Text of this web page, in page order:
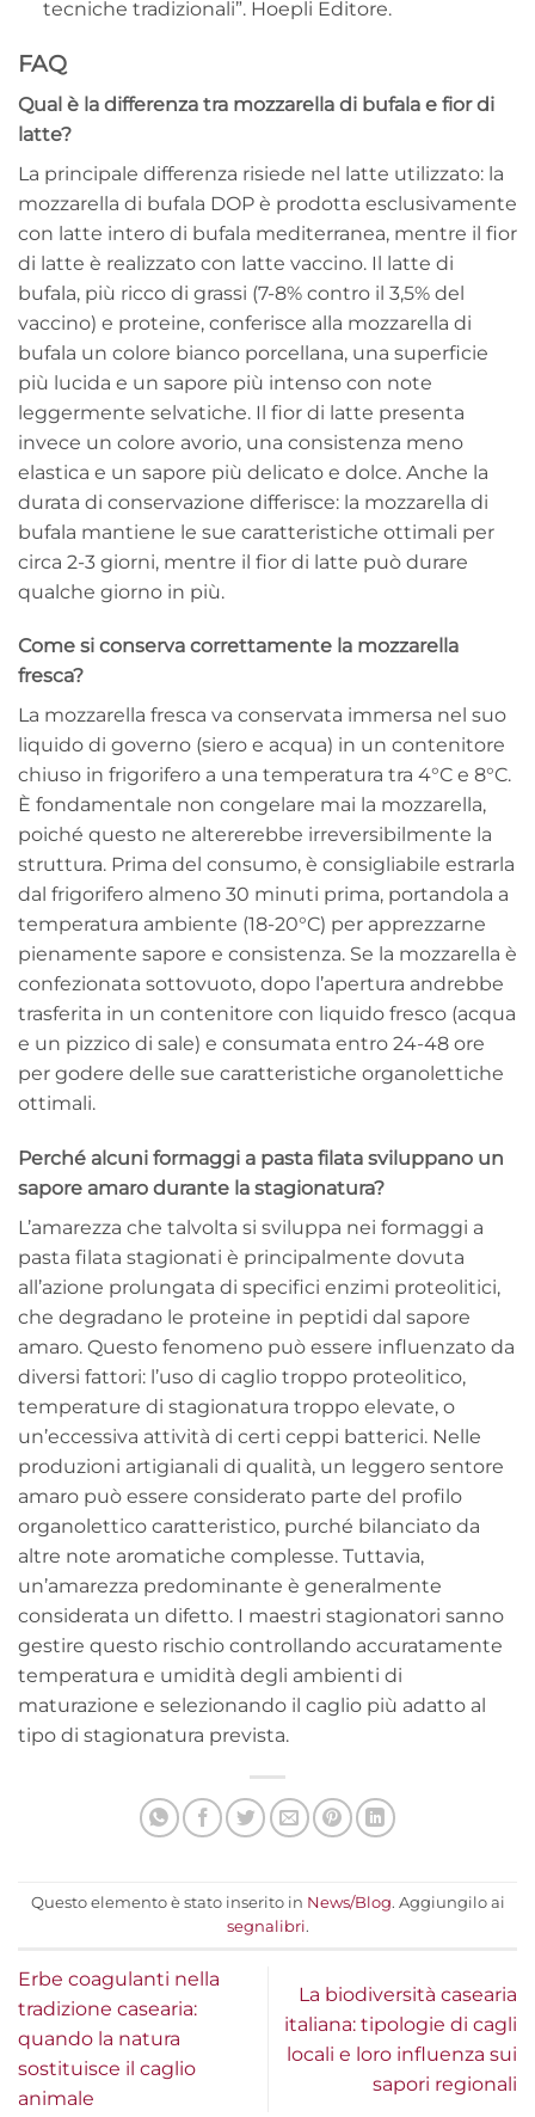
tecniche tradizionali”. Hoepli Editore.
FAQ
Qual è la differenza tra mozzarella di bufala e fior di
latte?
La principale differenza risiede nel latte utilizzato: la
mozzarella di bufala DOP è prodotta esclusivamente
con latte intero di bufala mediterranea, mentre il fior
di latte è realizzato con latte vaccino. Il latte di
bufala, più ricco di grassi (7-8% contro il 3,5% del
vaccino) e proteine, conferisce alla mozzarella di
bufala un colore bianco porcellana, una superficie
più lucida e un sapore più intenso con note
leggermente selvatiche. Il fior di latte presenta
invece un colore avorio, una consistenza meno
elastica e un sapore più delicato e dolce. Anche la
durata di conservazione differisce: la mozzarella di
bufala mantiene le sue caratteristiche ottimali per
circa 2-3 giorni, mentre il fior di latte può durare
qualche giorno in più.
Come si conserva correttamente la mozzarella
fresca?
La mozzarella fresca va conservata immersa nel suo
liquido di governo (siero e acqua) in un contenitore
chiuso in frigorifero a una temperatura tra 4°C e 8°C.
È fondamentale non congelare mai la mozzarella,
poiché questo ne altererebbe irreversibilmente la
struttura. Prima del consumo, è consigliabile estrarla
dal frigorifero almeno 30 minuti prima, portandola a
temperatura ambiente (18-20°C) per apprezzarne
pienamente sapore e consistenza. Se la mozzarella è
confezionata sottovuoto, dopo l’apertura andrebbe
trasferita in un contenitore con liquido fresco (acqua
e un pizzico di sale) e consumata entro 24-48 ore
per godere delle sue caratteristiche organolettiche
ottimali.
Perché alcuni formaggi a pasta filata sviluppano un
sapore amaro durante la stagionatura?
L’amarezza che talvolta si sviluppa nei formaggi a
pasta filata stagionati è principalmente dovuta
all’azione prolungata di specifici enzimi proteolitici,
che degradano le proteine in peptidi dal sapore
amaro. Questo fenomeno può essere influenzato da
diversi fattori: l’uso di caglio troppo proteolitico,
temperature di stagionatura troppo elevate, o
un’eccessiva attività di certi ceppi batterici. Nelle
produzioni artigianali di qualità, un leggero sentore
amaro può essere considerato parte del profilo
organolettico caratteristico, purché bilanciato da
altre note aromatiche complesse. Tuttavia,
un’amarezza predominante è generalmente
considerata un difetto. I maestri stagionatori sanno
gestire questo rischio controllando accuratamente
temperatura e umidità degli ambienti di
maturazione e selezionando il caglio più adatto al
tipo di stagionatura prevista.
Questo elemento è stato inserito in News/Blog. Aggiungilo ai
segnalibri.
Erbe coagulanti nella
tradizione casearia:
quando la natura
sostituisce il caglio
animale
La biodiversità casearia
italiana: tipologie di cagli
locali e loro influenza sui
sapori regionali